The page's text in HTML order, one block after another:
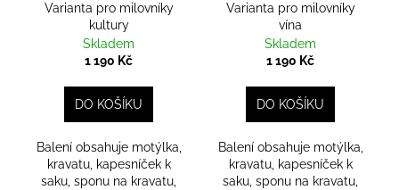
Varianta pro milovníky
kultury
Skladem
1 190 Kč
DO KOŠÍKU
Balení obsahuje motýlka,
kravatu, kapesníček k
saku, sponu na kravatu,
Varianta pro milovníky
vína
Skladem
1 190 Kč
DO KOŠÍKU
Balení obsahuje motýlka,
kravatu, kapesníček k
saku, sponu na kravatu,